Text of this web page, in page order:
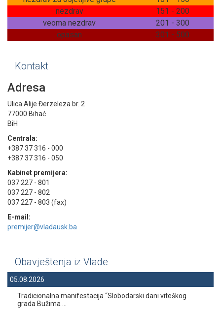
nezdrav
151 - 200
veoma nezdrav
201 - 300
opasan
301 - 500
Kontakt
Adresa
Ulica Alije Đerzeleza br. 2
77000 Bihać
BiH
Centrala:
+387 37 316 - 000
+387 37 316 - 050
Kabinet premijera:
037 227 - 801
037 227 - 802
037 227 - 803 (fax)
E-mail:
premijer@vladausk.ba
Obavještenja iz Vlade
05.08.2026
Tradicionalna manifestacija “Slobodarski dani viteškog
grada Bužima ...